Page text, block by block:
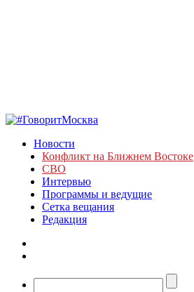
Новости
Конфликт на Ближнем Востоке
СВО
Интервью
Программы и ведущие
Сетка вещания
Редакция